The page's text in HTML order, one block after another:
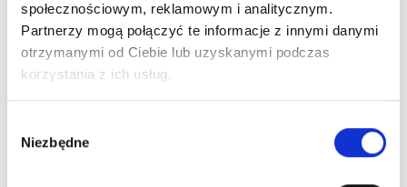
społecznościowym, reklamowym i analitycznym.
Partnerzy mogą połączyć te informacje z innymi danymi
otrzymanymi od Ciebie lub uzyskanymi podczas
korzystania z ich usług.
zgody
Niezbędne
22 CZERWCA, 2024
FortiLink NAC vs FortiNAC